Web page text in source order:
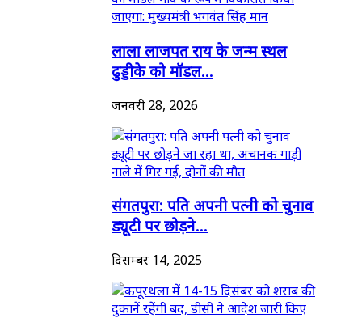
लाला लाजपत राय के जन्म स्थल
ढुड्डीके को मॉडल...
जनवरी 28, 2026
संगतपुरा: पति अपनी पत्नी को चुनाव
ड्यूटी पर छोड़ने...
दिसम्बर 14, 2025